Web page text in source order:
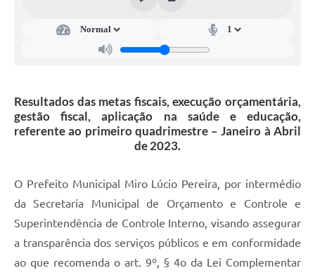
Resultados das metas fiscais, execução orçamentária,
gestão fiscal, aplicação na saúde e educação,
referente ao primeiro quadrimestre – Janeiro à Abril
de 2023.
O Prefeito Municipal Miro Lúcio Pereira, por intermédio
da Secretaria Municipal de Orçamento e Controle e
Superintendência de Controle Interno, visando assegurar
a transparência dos serviços públicos e em conformidade
ao que recomenda o art. 9º, § 4o da Lei Complementar